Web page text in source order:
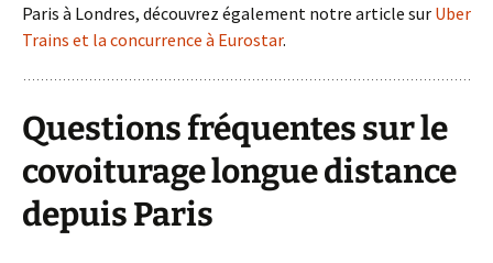
Paris à Londres, découvrez également notre article sur Uber
Trains et la concurrence à Eurostar.
Questions fréquentes sur le
covoiturage longue distance
depuis Paris